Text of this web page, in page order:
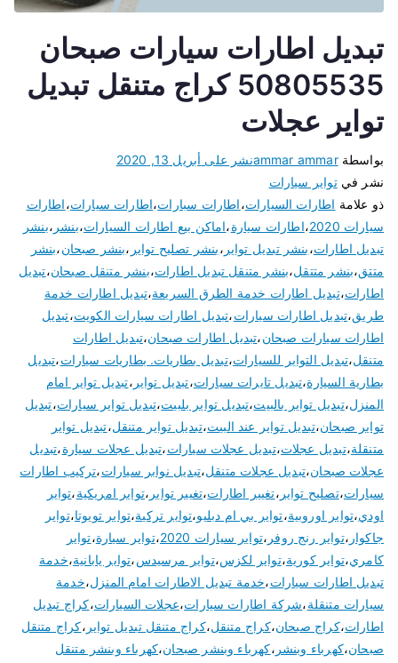
تبديل اطارات سيارات صبحان
50805535 كراج متنقل تبديل
تواير عجلات
بواسطةammar ammarنشر على أبريل 13, 2020
نشر فيتواير سيارات
ذو علامة اطارات السيارات،اطارات سبارات،اطارات سيارات،اطارات
سيارات 2020
،اطارات سيارة،اماكن بيع اطارات السيارات،بنشر ،بنشر
تبديل اطارات،بنشر تبديل تواير ،بنشر تصليح تواير ،بنشر صبحان،بنشر
متتق،بنشر متتقل،بنشر متنقل تبديل اطارات،بنشر متنقل صبحان،تبديل
اطارات،تبديل اطارات خدمة الطرق السريعة،تبديل اطارات خدمة
طريق،تبديل اطارات سيارات،تبديل اطارات سيارات الكويت،تبديل
اطارات سيارات صبحان،تبديل اطارات صبحان،تبديل اطارات
متنقل،تبديل التواير للسيارات،تبديل بطاريات. بطاريات سيارات،تبديل
بطارية السيارة،تبديل تايرات سيارات،تبديل تواير ،تبديل تواير امام
المنزل،تبديل تواير بالبيت،تبديل تواير بلبيت،تبديل تواير سيارات،تبديل
تواير صبحان،تبديل تواير عند البيت،تبديل تواير متنقل،تبديل تواير
متنقلة،تبديل عجلات،تبديل عجلات سيارات،تبديل عجلات سيارة،تبديل
عجلات صبحان،تبديل عجلات متنقل،تبديل نوابر سيارات،تركيب اطارات
سيارات،تصليح تواير ،تغيير اطارات،تغيير تواير ،تواير امريكية،تواير
اودي،تواير اوروبية،تواير بي ام دبليو،تواير تركية،تواير تويوتا،تواير
جاكوار ،تواير رنج روفر ،تواير سيارات 2020 ،تواير سيارة،تواير
كامري،تواير كورية،تواير لكزس،تواير مرسيدس،تواير يابانية،خدمة
تبديل اطارات سيارات،خدمة تبديل الاطارات امام المنزل،خدمة
سيارات متنقلة،شركة اطارات سيارات،عجلات السيارات،كراج تبديل
اطارات،كراج صبحان،كراج متنقل،كراج متنقل تبديل تواير ،كراج متنقل
صبحان،كهرباء وبنشر ،كهرباء وبنشر صبحان،كهرباء وبنشر متنقل